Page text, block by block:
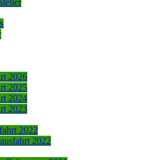
2026
2025
2024
2023
2022
2022